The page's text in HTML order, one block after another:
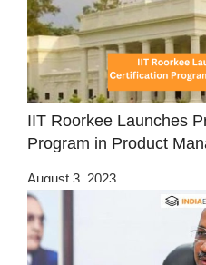
IIT Roorkee Launches
Program in Product
August 3, 2023